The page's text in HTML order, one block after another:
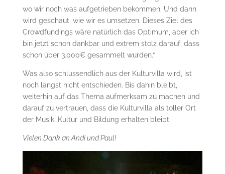
wo wir noch was aufgetrieben bekommen. Und dann
wird geschaut, wie wir es umsetzen. Dieses Ziel des
Crowdfundings wäre natürlich das Optimum, aber ich
bin jetzt schon dankbar und extrem stolz darauf, dass
schon über 3.000€ gesammelt wurden.“
Was also schlussendlich aus der Kulturvilla wird, ist
noch längst nicht entschieden. Bis dahin bleibt,
weiterhin auf das Thema aufmerksam zu machen und
darauf zu vertrauen, dass die Kulturvilla als toller Ort
der Musik, Kultur und Bildung erhalten bleibt.
Vielen Dank an Andi und Paul!